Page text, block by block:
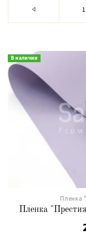
В наличии
Пленка
Пленка